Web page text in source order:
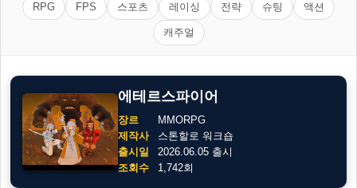
RPG FPS 스포츠 레이싱 전략 슈팅 액션
캐주얼
에테르스파이어
장르
MMORPG
제작사
스톤할로 워크숍
출시일
2026.06.05 출시
조회수
1,742회